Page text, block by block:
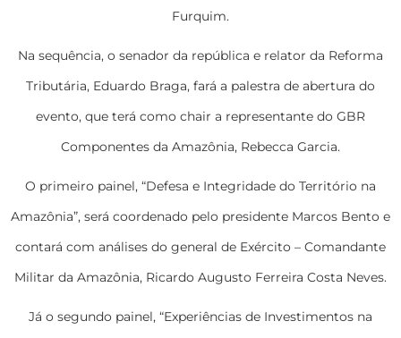
Furquim.
Na sequência, o senador da república e relator da Reforma
Tributária, Eduardo Braga, fará a palestra de abertura do
evento, que terá como chair a representante do GBR
Componentes da Amazônia, Rebecca Garcia.
O primeiro painel, “Defesa e Integridade do Território na
Amazônia”, será coordenado pelo presidente Marcos Bento e
contará com análises do general de Exército – Comandante
Militar da Amazônia, Ricardo Augusto Ferreira Costa Neves.
Já o segundo painel, “Experiências de Investimentos na